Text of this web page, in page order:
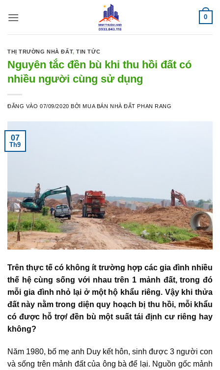
qua
0
THỊ TRƯỜNG NHÀ ĐẤT,TIN TỨC
Nguyên tắc đền bù khi thu hồi đất có
nhiều người cùng sử dụng
ĐĂNG VÀO07/09/2020 BỞI MUA BÁN NHÀ ĐẤT PHAN RANG
07
Th9
Trên thực tế có không ít trường hợp các gia đình nhiều
thế hệ cùng sống với nhau trên 1 mảnh đất, trong đó
mỗi gia đình nhỏ lại ở một hộ khẩu riêng. Vậy khi thửa
đất này nằm trong diệnquy hoạch bị thu hồi, mỗi khẩu
có được hỗ trợ/ đền bù một suất tái định cư riêng hay
không?
Năm 1980, bố mẹ anh Duy kết hôn, sinh được 3 người con
và sống trên mảnh đất của ông bà để lại. Nguồn gốc mảnh